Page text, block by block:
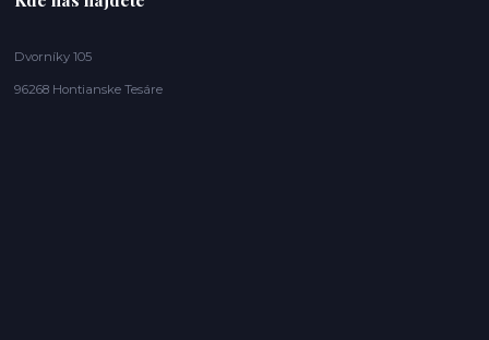
Dvorníky 105
96268 Hontianske Tesáre